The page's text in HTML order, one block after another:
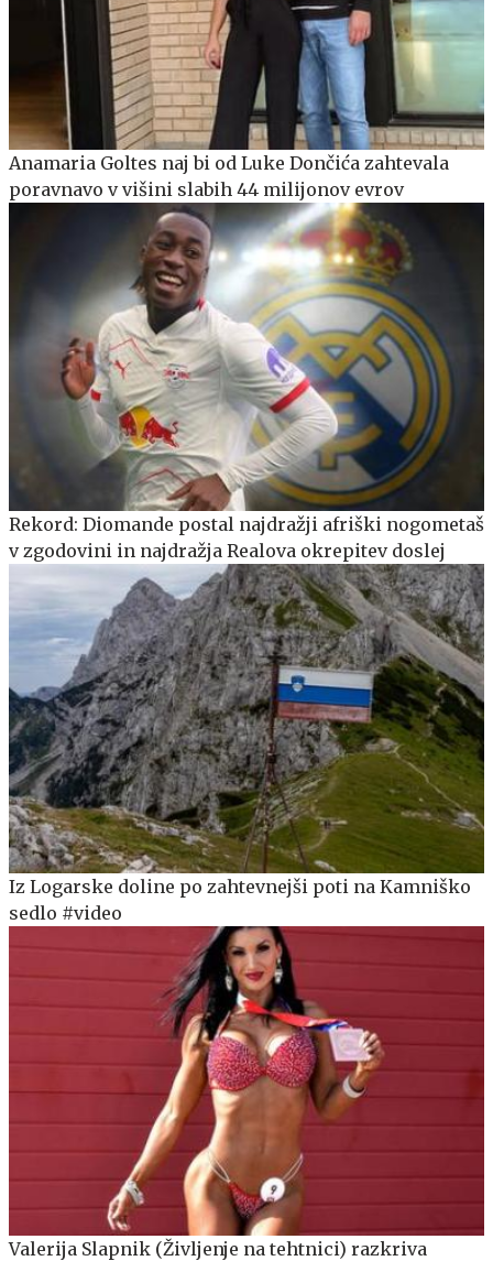
Anamaria Goltes naj bi od Luke Dončića zahtevala
poravnavo v višini slabih 44 milijonov evrov
Rekord: Diomande postal najdražji afriški nogometaš
v zgodovini in najdražja Realova okrepitev doslej
Iz Logarske doline po zahtevnejši poti na Kamniško
sedlo #video
Valerija Slapnik (Življenje na tehtnici) razkriva